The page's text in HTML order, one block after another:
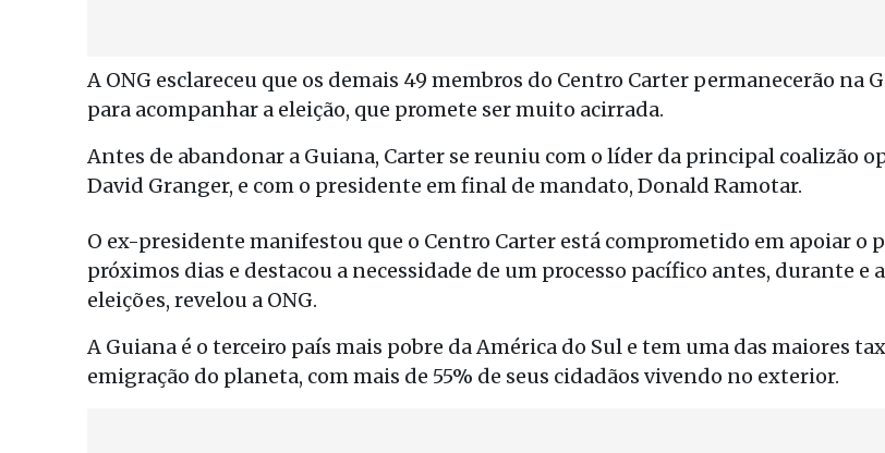
A ONG esclareceu que os demais 49 membros do Centro Carter permanecerão na
para acompanhar a eleição, que promete ser muito acirrada.
Antes de abandonar a Guiana, Carter se reuniu com o líder da principal coalizão
David Granger, e com o presidente em final de mandato, Donald Ramotar.
O ex-presidente manifestou que o Centro Carter está comprometido em apoiar o
próximos dias e destacou a necessidade de um processo pacífico antes, durante e
eleições, revelou a ONG.
A Guiana é o terceiro país mais pobre da América do Sul e tem uma das maiores
emigração do planeta, com mais de 55% de seus cidadãos vivendo no exterior.